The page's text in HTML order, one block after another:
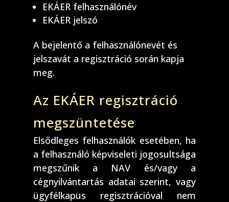
EKÁER felhasználónév
EKÁER jelszó
A bejelentő a felhasználónevét és
jelszavát a regisztráció során kapja
meg.
Az EKÁER regisztráció
megszüntetése
Elsődleges felhasználók esetében, ha
a felhasználó képviseleti jogosultsága
megszűnik a NAV és/vagy a
cégnyilvántartás adatai szerint, vagy
ügyfélkapus regisztrációval nem